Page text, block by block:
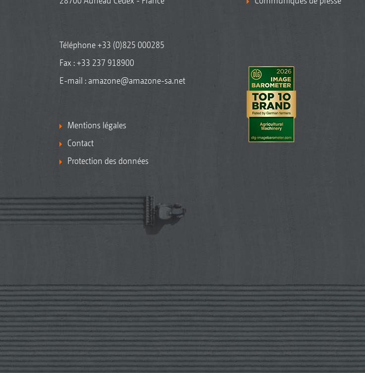
Téléphone+33 (0)825 000285
Fax : +33 237 918900
E-mail : amazone@amazone-sa.net
Mentions légales
Contact
Protection des données